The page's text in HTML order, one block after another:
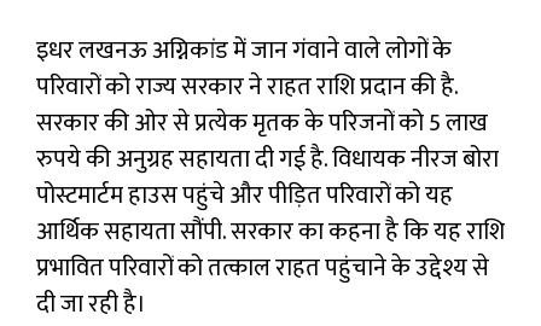
इधर लखनऊ अग्निकांड में जान गंवाने वाले लोगों के
परिवारों को राज्य सरकार ने राहत राशि प्रदान की है.
सरकार की ओर से प्रत्येक मृतक के परिजनों को 5 लाख
रुपये की अनुग्रह सहायता दी गई है. विधायक नीरज बोरा
पोस्टमार्टम हाउस पहुंचे और पीड़ित परिवारों को यह
आर्थिक सहायता सौंपी. सरकार का कहना है कि यह राशि
प्रभावित परिवारों को तत्काल राहत पहुंचाने के उद्देश्य से
दी जा रही है।